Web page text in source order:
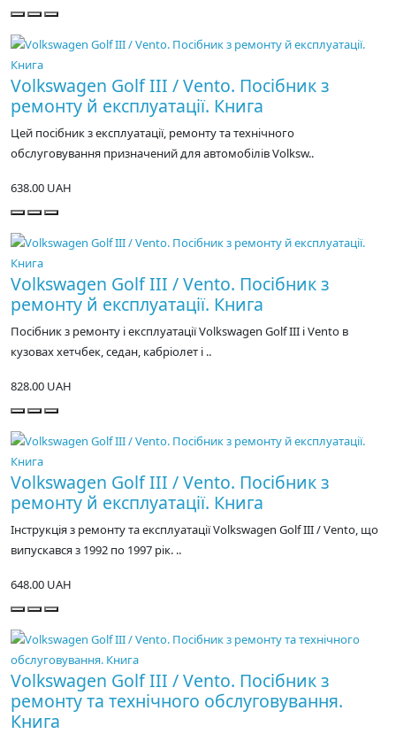
Volkswagen Golf III / Vento. Посібник з
ремонту й експлуатації. Книга
Цей посібник з експлуатації, ремонту та технічного
обслуговування призначений для автомобілів Volksw..
638.00 UAH
Volkswagen Golf III / Vento. Посібник з
ремонту й експлуатації. Книга
Посібник з ремонту і експлуатації Volkswagen Golf III і Vento в
кузовах хетчбек, седан, кабріолет і ..
828.00 UAH
Volkswagen Golf III / Vento. Посібник з
ремонту й експлуатації. Книга
Інструкція з ремонту та експлуатації Volkswagen Golf III / Vento, що
випускався з 1992 по 1997 рік. ..
648.00 UAH
Volkswagen Golf III / Vento. Посібник з
ремонту та технічного обслуговування.
Книга